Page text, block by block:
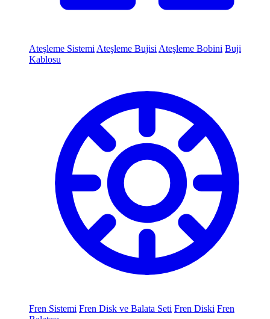
Ateşleme Sistemi Ateşleme Bujisi Ateşleme Bobini Buji
Kablosu
Fren Sistemi Fren Disk ve Balata Seti Fren Diski Fren